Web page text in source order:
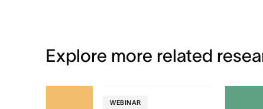
Explore more related
WEBINAR